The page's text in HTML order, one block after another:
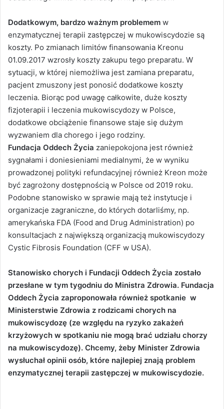
Dodatkowym, bardzo ważnym problemem w
enzymatycznej terapii zastępczej w mukowiscydozie są
koszty. Po zmianach limitów finansowania Kreonu
01.09.2017 wzrosły koszty zakupu tego preparatu. W
sytuacji, w której niemożliwa jest zamiana preparatu,
pacjent zmuszony jest ponosić dodatkowe koszty
leczenia. Biorąc pod uwagę całkowite, duże koszty
fizjoterapii i leczenia mukowiscydozy w Polsce,
dodatkowe obciążenie finansowe staje się dużym
wyzwaniem dla chorego i jego rodziny.
Fundacja Oddech Życia zaniepokojona jest również
sygnałami i doniesieniami medialnymi, że w wyniku
prowadzonej polityki refundacyjnej również Kreon może
być zagrożony dostępnością w Polsce od 2019 roku.
Podobne stanowisko w sprawie mają też instytucje i
organizacje zagraniczne, do których dotarliśmy, np.
amerykańska FDA (Food and Drug Administration) po
konsultacjach z największą organizacją mukowiscydozy
Cystic Fibrosis Foundation (CFF w USA).
Stanowisko chorych i Fundacji Oddech Życia zostało
przesłane w tym tygodniu do Ministra Zdrowia. Fundacja
Oddech Życia zaproponowała również spotkanie w
Ministerstwie Zdrowia z rodzicami chorych na
mukowiscydozę (ze względu na ryzyko zakażeń
krzyżowych w spotkaniu nie mogą brać udziału chorzy
na mukowiscydozę). Chcemy, żeby Minister Zdrowia
wysłuchał opinii osób, które najlepiej znają problem
enzymatycznej terapii zastępczej w mukowiscydozie.